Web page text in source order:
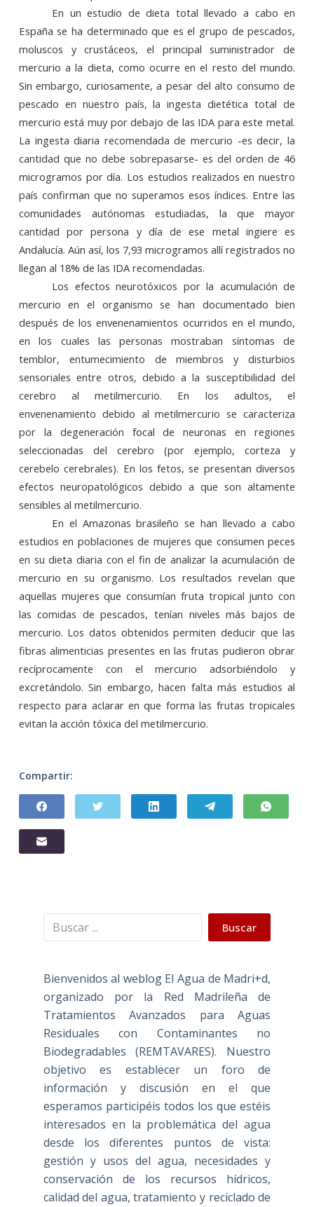
En un estudio de dieta total llevado a cabo en
España se ha determinado que es el grupo de pescados,
moluscos y crustáceos, el principal suministrador de
mercurio a la dieta, como ocurre en el resto del mundo.
Sin embargo, curiosamente, a pesar del alto consumo de
pescado en nuestro país, la ingesta dietética total de
mercurio está muy por debajo de las IDA para este metal.
La ingesta diaria recomendada de mercurio -es decir, la
cantidad que no debe sobrepasarse- es del orden de 46
microgramos por día. Los estudios realizados en nuestro
país confirman que no superamos esos índices. Entre las
comunidades autónomas estudiadas, la que mayor
cantidad por persona y día de ese metal ingiere es
Andalucía. Aún así, los 7,93 microgramos allí registrados no
llegan al 18% de las IDA recomendadas.
Los efectos neurotóxicos por la acumulación de
mercurio en el organismo se han documentado bien
después de los envenenamientos ocurridos en el mundo,
en los cuales las personas mostraban síntomas de
temblor, entumecimiento de miembros y disturbios
sensoriales entre otros, debido a la susceptibilidad del
cerebro al metilmercurio. En los adultos, el
envenenamiento debido al metilmercurio se caracteriza
por la degeneración focal de neuronas en regiones
seleccionadas del cerebro (por ejemplo, corteza y
cerebelo cerebrales). En los fetos, se presentan diversos
efectos neuropatológicos debido a que son altamente
sensibles al metilmercurio.
En el Amazonas brasileño se han llevado a cabo
estudios en poblaciones de mujeres que consumen peces
en su dieta diaria con el fin de analizar la acumulación de
mercurio en su organismo. Los resultados revelan que
aquellas mujeres que consumían fruta tropical junto con
las comidas de pescados, tenían niveles más bajos de
mercurio. Los datos obtenidos permiten deducir que las
fibras alimenticias presentes en las frutas pudieron obrar
recíprocamente con el mercurio adsorbiéndolo y
excretándolo. Sin embargo, hacen falta más estudios al
respecto para aclarar en que forma las frutas tropicales
evitan la acción tóxica del metilmercurio.
Compartir:
Buscar Buscar
Bienvenidos al weblog El Agua de Madri+d,
organizado por la Red Madrileña de
Tratamientos Avanzados para Aguas
Residuales con Contaminantes no
Biodegradables (REMTAVARES). Nuestro
objetivo es establecer un foro de
información y discusión en el que
esperamos participéis todos los que estéis
interesados en la problemática del agua
desde los diferentes puntos de vista:
gestión y usos del agua, necesidades y
conservación de los recursos hídricos,
calidad del agua, tratamiento y reciclado de